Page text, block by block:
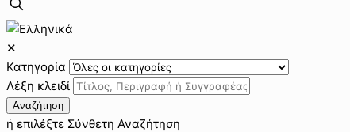
✕
Κατηγορία
Λέξη κλειδί
Αναζήτηση
ή επιλέξτε Σύνθετη Αναζήτηση